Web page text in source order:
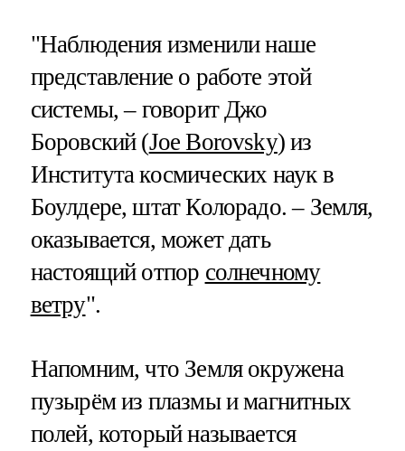
"Наблюдения изменили наше
представление о работе этой
системы, – говорит Джо
Боровский (Joe Borovsky) из
Института космических наук в
Боулдере, штат Колорадо. – Земля,
оказывается, может дать
настоящий отпор солнечному
ветру".
Напомним, что Земля окружена
пузырём из плазмы и магнитных
полей, который называется